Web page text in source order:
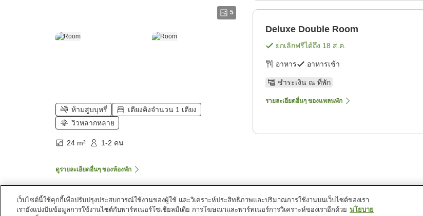
5
ห้ามสูบบุหรี่
เตียงคิงจำนวน 1 เตียง
วิวหลากหลาย
24 m² 1-2 คน
ดูรายละเอียดอื่นๆ ของห้องพัก
Deluxe Double Room
ยกเลิกฟรีได้ถึง 18 ส.ค.
อาหาร อาหารเช้า
ชำระเงิน ณ ที่พัก
รายละเอียดอื่นๆ ของแพลนพัก
เว็บไซต์นี้ใช้คุกกี้เพื่อปรับปรุงประสบการณ์ใช้งานของผู้ใช้ และวิเคราะห์ประสิทธิภาพและปริมาณการใช้งานบนเว็บไซต์ของเรา
เรายังแบ่งปันข้อมูลการใช้งานไซต์กับพาร์ทเนอร์โซเชียลมีเดีย การโฆษณาและพาร์ทเนอร์การวิเคราะห์ของเราอีกด้วย นโยบาย